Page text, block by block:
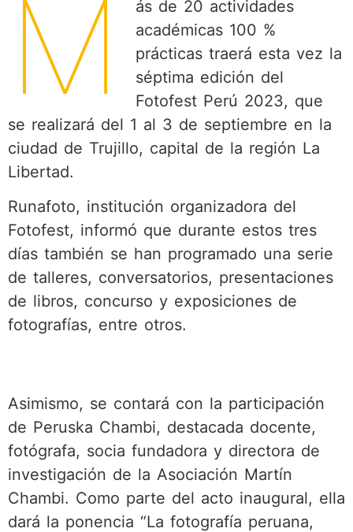
M
ás de 20 actividades
académicas 100 %
prácticas traerá esta vez la
séptima edición del
Fotofest Perú 2023, que
se realizará del 1 al 3 de septiembre en la
ciudad de Trujillo, capital de la región La
Libertad.
Runafoto, institución organizadora del
Fotofest, informó que durante estos tres
días también se han programado una serie
de talleres, conversatorios, presentaciones
de libros, concurso y exposiciones de
fotografías, entre otros.
Asimismo, se contará con la participación
de Peruska Chambi, destacada docente,
fotógrafa, socia fundadora y directora de
investigación de la Asociación Martín
Chambi. Como parte del acto inaugural, ella
dará la ponencia “La fotografía peruana,